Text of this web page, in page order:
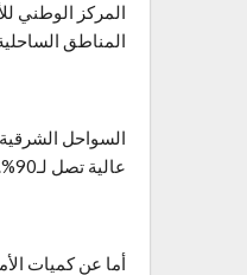
المركز الوطني
المناطق الساحلية
عالية تصل لـ90%.
أما عن كميات الأمطار